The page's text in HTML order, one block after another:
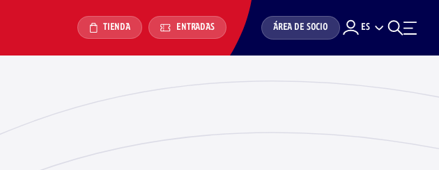
TIENDA ENTRADAS ÁREA DE SOCIO ES